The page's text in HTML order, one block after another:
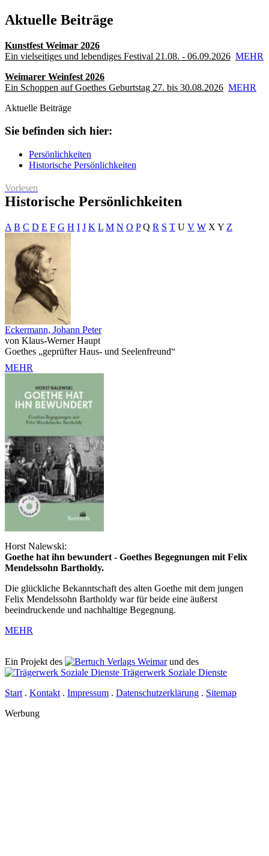
Aktuelle Beiträge
Kunstfest Weimar 2026
Ein vielseitiges und lebendiges Festival 21.08. - 06.09.2026 MEHR
Weimarer Weinfest 2026
Ein Schoppen auf Goethes Geburtstag 27. bis 30.08.2026 MEHR
Aktuelle Beiträge
Sie befinden sich hier:
Persönlichkeiten
Historische Persönlichkeiten
Vorlesen
Historische Persönlichkeiten
A B C D E F G H I J K L M N O P Q R S T U V W X Y Z
Eckermann, Johann Peter
von Klaus-Werner Haupt
Goethes „geprüfter Haus- und Seelenfreund“
MEHR
Horst Nalewski:
Goethe hat ihn bewundert - Goethes Begegnungen mit Felix
Mendelssohn Bartholdy.
Die glückliche Bekanntschaft des alten Goethe mit dem jungen
Felix Mendelssohn Bartholdy war für beide eine äußerst
beeindruckende und nachhaltige Begegnung.
MEHR
Ein Projekt des Verlags Weimarund des
Trägerwerk Soziale Dienste
Start . Kontakt . Impressum . Datenschutz­erklärung . Sitemap
Werbung